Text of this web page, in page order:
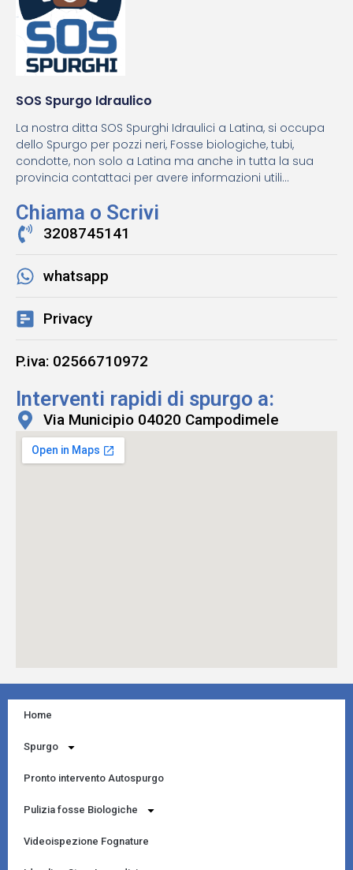
SOS Spurgo Idraulico
La nostra ditta SOS Spurghi Idraulici a Latina, si occupa
dello Spurgo per pozzi neri, Fosse biologiche, tubi,
condotte, non solo a Latina ma anche in tutta la sua
provincia contattaci per avere informazioni utili...
Chiama o Scrivi
3208745141
whatsapp
Privacy
P.iva: 02566710972
Interventi rapidi di spurgo a:
Via Municipio 04020 Campodimele
Home
Spurgo
Pronto intervento Autospurgo
Pulizia fosse Biologiche
Videoispezione Fognature